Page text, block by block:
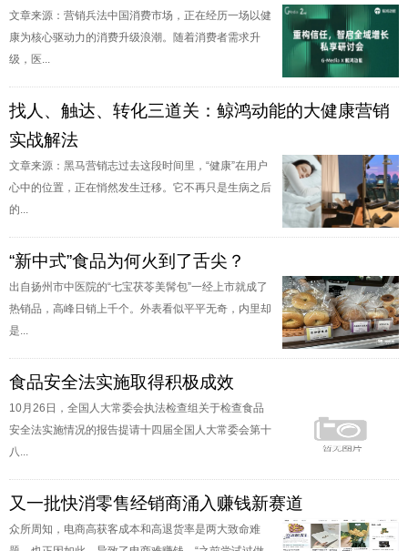
文章来源：营销兵法中国消费市场，正在经历一场以健
康为核心驱动力的消费升级浪潮。随着消费者需求升
级，医...
找人、触达、转化三道关：鲸鸿动能的大健康营销
实战解法
文章来源：黑马营销志过去这段时间里，“健康”在用户
心中的位置，正在悄然发生迁移。它不再只是生病之后
的...
“新中式”食品为何火到了舌尖？
出自扬州市中医院的“七宝茯苓美髯包”一经上市就成了
热销品，高峰日销上千个。外表看似平平无奇，内里却
是...
食品安全法实施取得积极成效
10月26日，全国人大常委会执法检查组关于检查食品
安全法实施情况的报告提请十四届全国人大常委会第十
八...
又一批快消零售经销商涌入赚钱新赛道
众所周知，电商高获客成本和高退货率是两大致命难